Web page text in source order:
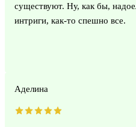
существуют. Ну, как бы,
интриги, как-то спешно все.
Аделина